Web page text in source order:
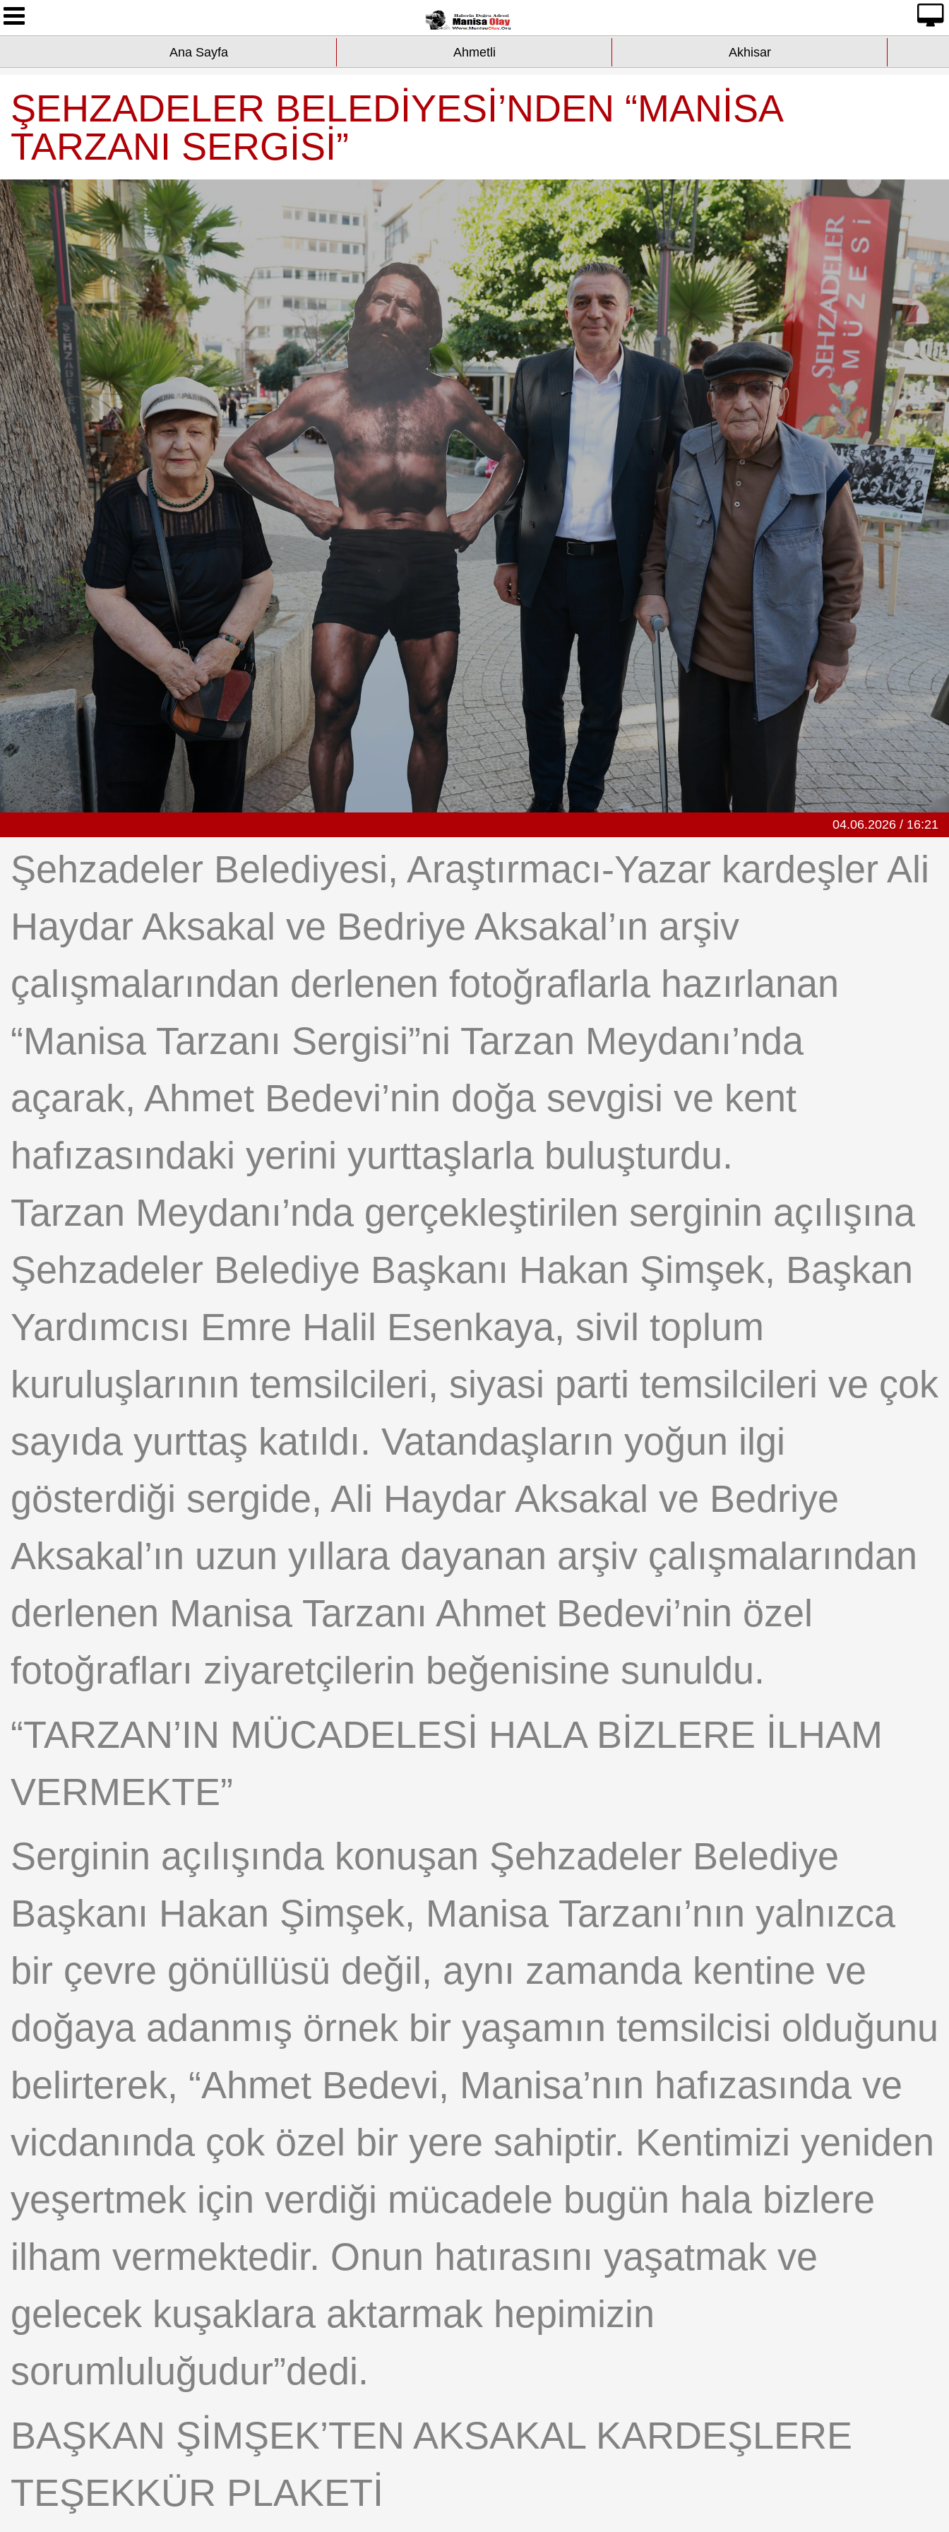
Çevre
Dünya
Eğitim
Ekonomi
Genel
Kültür-Sanat
Magazin
Politika
Sağlık
Spor
Yerel
Foto Galeri
Video Galeri
Anketler
Ana Sayfa Ahmetli Akhisar
ŞEHZADELER BELEDİYESİ’NDEN “MANİSA
TARZANI SERGİSİ”
04.06.2026 / 16:21
Şehzadeler Belediyesi, Araştırmacı-Yazar kardeşler Ali
Haydar Aksakal ve Bedriye Aksakal’ın arşiv
çalışmalarından derlenen fotoğraflarla hazırlanan
“Manisa Tarzanı Sergisi”ni Tarzan Meydanı’nda
açarak, Ahmet Bedevi’nin doğa sevgisi ve kent
hafızasındaki yerini yurttaşlarla buluşturdu.
Tarzan Meydanı’nda gerçekleştirilen serginin açılışına
Şehzadeler Belediye Başkanı Hakan Şimşek, Başkan
Yardımcısı Emre Halil Esenkaya, sivil toplum
kuruluşlarının temsilcileri, siyasi parti temsilcileri ve çok
sayıda yurttaş katıldı. Vatandaşların yoğun ilgi
gösterdiği sergide, Ali Haydar Aksakal ve Bedriye
Aksakal’ın uzun yıllara dayanan arşiv çalışmalarından
derlenen Manisa Tarzanı Ahmet Bedevi’nin özel
fotoğrafları ziyaretçilerin beğenisine sunuldu.
“TARZAN’IN MÜCADELESİ HALA BİZLERE İLHAM
VERMEKTE”
Serginin açılışında konuşan Şehzadeler Belediye
Başkanı Hakan Şimşek, Manisa Tarzanı’nın yalnızca
bir çevre gönüllüsü değil, aynı zamanda kentine ve
doğaya adanmış örnek bir yaşamın temsilcisi olduğunu
belirterek, “Ahmet Bedevi, Manisa’nın hafızasında ve
vicdanında çok özel bir yere sahiptir. Kentimizi yeniden
yeşertmek için verdiği mücadele bugün hala bizlere
ilham vermektedir. Onun hatırasını yaşatmak ve
gelecek kuşaklara aktarmak hepimizin
sorumluluğudur”dedi.
BAŞKAN ŞİMŞEK’TEN AKSAKAL KARDEŞLERE
TEŞEKKÜR PLAKETİ